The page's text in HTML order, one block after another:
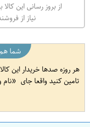
از بروز رسانی این
نیاز از
شما
هر روزه صدها خریدار این
تامین کنید واقعا جای